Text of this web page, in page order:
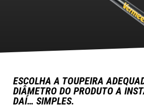
ESCOLHA A TOUPEIRA
DIÂMETRO DO PRODUTO A
DAÍ… SIMPLES.